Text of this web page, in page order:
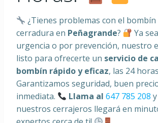
¿Tienes problemas con el bombín
cerradura en Peñagrande?
Ya
urgencia o por prevención, nuestro
listo para ofrecerte un servicio de
bombín rápido y eficaz, las 24
Garantizamos seguridad, buen
inmediata.
Llama al647 785 208
nuestros cerrajeros llegará en